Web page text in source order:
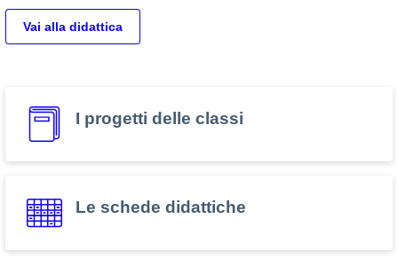
Vai alla didattica
I progetti delle classi
Le schede didattiche